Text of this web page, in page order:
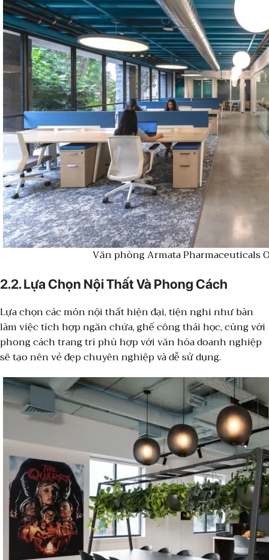
Văn phòng Armata Pharmaceuticals
2.2. Lựa Chọn Nội Thất Và Phong Cách
Lựa chọn các món nội thất hiện đại, tiện nghi như bàn
làm việc tích hợp ngăn chứa, ghế công thái học, cùng với
phong cách trang trí phù hợp với văn hóa doanh nghiệp
sẽ tạo nên vẻ đẹp chuyên nghiệp và dễ sử dụng.